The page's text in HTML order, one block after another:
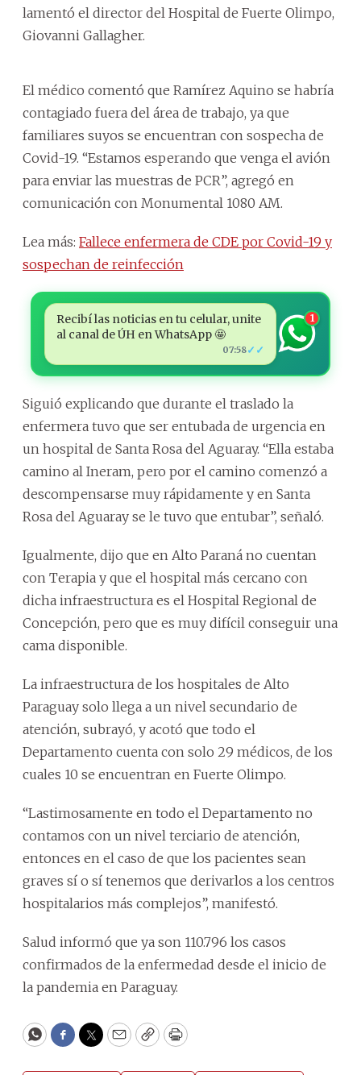
lamentó el director del Hospital de Fuerte Olimpo,
Giovanni Gallagher.
El médico comentó que Ramírez Aquino se habría
contagiado fuera del área de trabajo, ya que
familiares suyos se encuentran con sospecha de
Covid-19. “Estamos esperando que venga el avión
para enviar las muestras de PCR”, agregó en
comunicación con Monumental 1080 AM.
Lea más: Fallece enfermera de CDE por Covid-19 y
sospechan de reinfección
Recibí las noticias en tu celular, unite
al canal de ÚH en WhatsApp 🤩
07:58✓✓
1
Siguió explicando que durante el traslado la
enfermera tuvo que ser entubada de urgencia en
un hospital de Santa Rosa del Aguaray. “Ella estaba
camino al Ineram, pero por el camino comenzó a
descompensarse muy rápidamente y en Santa
Rosa del Aguaray se le tuvo que entubar”, señaló.
Igualmente, dijo que en Alto Paraná no cuentan
con Terapia y que el hospital más cercano con
dicha infraestructura es el Hospital Regional de
Concepción, pero que es muy difícil conseguir una
cama disponible.
La infraestructura de los hospitales de Alto
Paraguay solo llega a un nivel secundario de
atención, subrayó, y acotó que todo el
Departamento cuenta con solo 29 médicos, de los
cuales 10 se encuentran en Fuerte Olimpo.
“Lastimosamente en todo el Departamento no
contamos con un nivel terciario de atención,
entonces en el caso de que los pacientes sean
graves sí o sí tenemos que derivarlos a los centros
hospitalarios más complejos”, manifestó.
Salud informó que ya son 110.796 los casos
confirmados de la enfermedad desde el inicio de
la pandemia en Paraguay.
WhatsApp
Facebook
Twitter
EmailCopyPrint